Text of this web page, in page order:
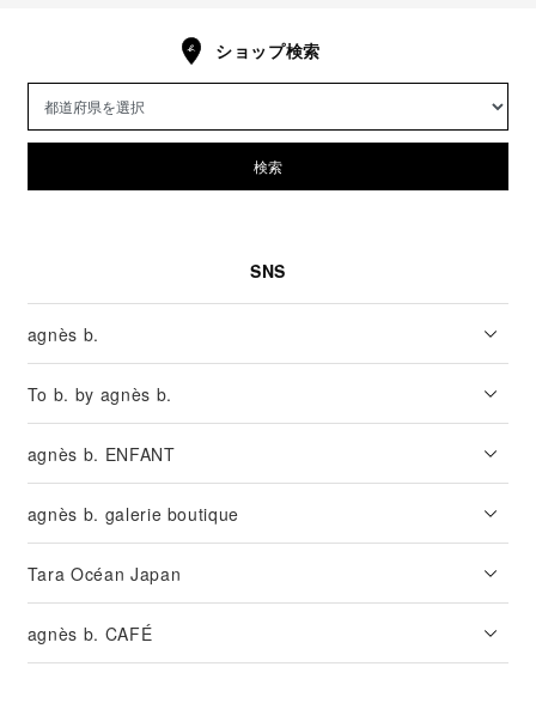
ショップ検索
検索
SNS
agnès b.
To b. by agnès b.
agnès b. ENFANT
agnès b. galerie boutique
Tara Océan Japan
agnès b. CAFÉ